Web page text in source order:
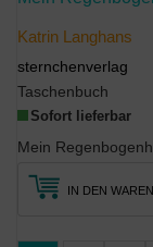
Katrin Langhans
sternchenverlag
Taschenbuch
Sofort lieferbar
IN DEN